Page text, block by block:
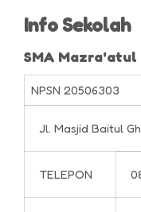
Info Sekolah
SMA Mazra'atul
NPSN 20506303
Jl. Masjid Baitul
TELEPON